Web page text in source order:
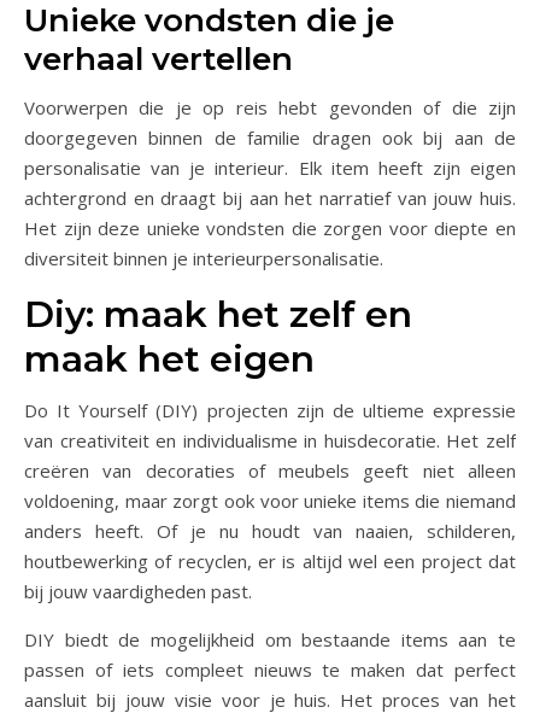
Unieke vondsten die je
verhaal vertellen
Voorwerpen die je op reis hebt gevonden of die zijn
doorgegeven binnen de familie dragen ook bij aan de
personalisatie van je interieur. Elk item heeft zijn eigen
achtergrond en draagt bij aan het narratief van jouw huis.
Het zijn deze unieke vondsten die zorgen voor diepte en
diversiteit binnen je interieurpersonalisatie.
Diy: maak het zelf en
maak het eigen
Do It Yourself (DIY) projecten zijn de ultieme expressie
van creativiteit en individualisme in huisdecoratie. Het zelf
creëren van decoraties of meubels geeft niet alleen
voldoening, maar zorgt ook voor unieke items die niemand
anders heeft. Of je nu houdt van naaien, schilderen,
houtbewerking of recyclen, er is altijd wel een project dat
bij jouw vaardigheden past.
DIY biedt de mogelijkheid om bestaande items aan te
passen of iets compleet nieuws te maken dat perfect
aansluit bij jouw visie voor je huis. Het proces van het